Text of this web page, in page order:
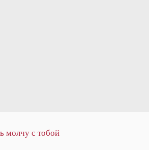
молчу с тобой